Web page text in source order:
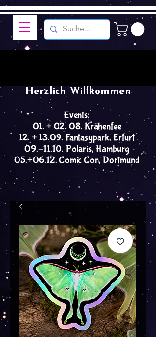
Events:
01. + 02. 08. Krähenfee
12. + 13.09. Fantasypark, Erfurt
09.-11.10. Polaris, Hamburg
05.+06.12. Comic Con, Dortmund
Herzlich Willkommen